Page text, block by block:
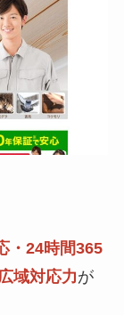
・24時間365
域対応力が